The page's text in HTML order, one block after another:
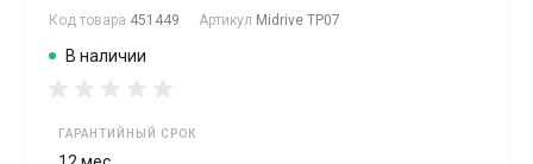
Код товара 451449 Артикул Midrive TP07
В наличии
ГАРАНТИЙНЫЙ СРОК